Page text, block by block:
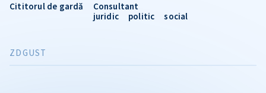
Cititorul de gardă
Consultant
juridic
politic social
ZDGUST